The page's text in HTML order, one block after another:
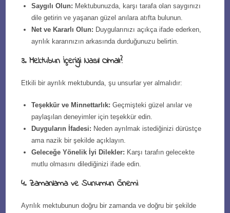
Saygılı Olun: Mektubunuzda, karşı tarafa olan saygınızı
dile getirin ve yaşanan güzel anılara atıfta bulunun.
Net ve Kararlı Olun: Duygularınızı açıkça ifade ederken,
ayrılık kararınızın arkasında durduğunuzu belirtin.
3. Mektubun İçeriği Nasıl Olmalı?
Etkili bir ayrılık mektubunda, şu unsurlar yer almalıdır:
Teşekkür ve Minnettarlık: Geçmişteki güzel anılar ve
paylaşılan deneyimler için teşekkür edin.
Duyguların İfadesi: Neden ayrılmak istediğinizi dürüstçe
ama nazik bir şekilde açıklayın.
Geleceğe Yönelik İyi Dilekler: Karşı tarafın gelecekte
mutlu olmasını dilediğinizi ifade edin.
4. Zamanlama ve Sunumun Önemi
Ayrılık mektubunun doğru bir zamanda ve doğru bir şekilde